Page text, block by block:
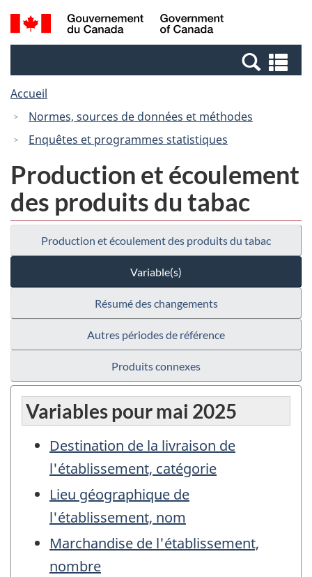
Passer
au
Passer
à
Canada
Recherche
et
et
Accueil
Normes, sources de données et méthodes
Enquêtes et programmes statistiques
Production et écoulement
des produits du tabac
Production et écoulement des produits du tabac
Variable(s)
Résumé des changements
Autres périodes de référence
Produits connexes
Variables pour mai 2025
Destination de la livraison de
l'établissement, catégorie
Lieu géographique de
l'établissement, nom
Marchandise de l'établissement,
nombre